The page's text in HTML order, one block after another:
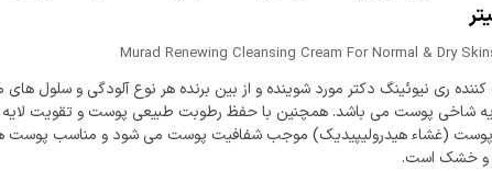
Murad Renewing Cleansing Cream For Normal & Dry
ری نیوئینگ دکتر مورد شوینده و از بین برنده هر نوع آلودگی و سلول های
شاخی پوست می باشد. همچنین با حفظ رطوبت طبیعی پوست و تقویت
(غشاء هیدرولیپیدیک) موجب شفافیت پوست می شود و مناسب پوست
و خشک است.